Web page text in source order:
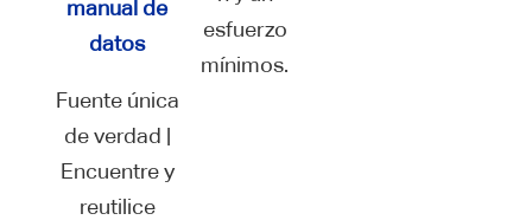
manual de
datos
Fuente única
de verdad |
Encuentre y
reutilice
esfuerzo
mínimos.